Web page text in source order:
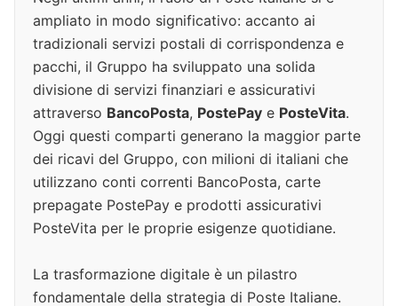
ampliato in modo significativo: accanto ai
tradizionali servizi postali di corrispondenza e
pacchi, il Gruppo ha sviluppato una solida
divisione di servizi finanziari e assicurativi
attraverso BancoPosta, PostePay e PosteVita.
Oggi questi comparti generano la maggior parte
dei ricavi del Gruppo, con milioni di italiani che
utilizzano conti correnti BancoPosta, carte
prepagate PostePay e prodotti assicurativi
PosteVita per le proprie esigenze quotidiane.
La trasformazione digitale è un pilastro
fondamentale della strategia di Poste Italiane.